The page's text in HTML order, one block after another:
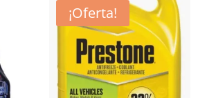
¡Oferta!